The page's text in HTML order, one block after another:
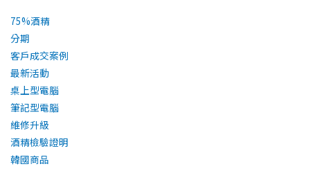
75%酒精
分期
客戶成交案例
最新活動
桌上型電腦
筆記型電腦
維修升級
酒精檢驗證明
韓國商品